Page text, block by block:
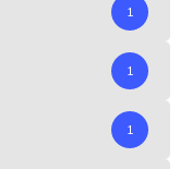
1
1
1